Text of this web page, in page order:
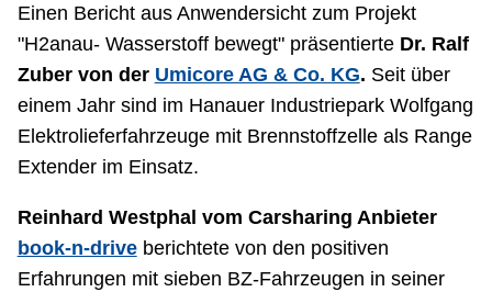
Einen Bericht aus Anwendersicht zum Projekt
"H2anau- Wasserstoff bewegt" präsentierte Dr. Ralf
Zuber von der Umicore AG & Co. KG. Seit über
einem Jahr sind im Hanauer Industriepark Wolfgang
Elektrolieferfahrzeuge mit Brennstoffzelle als Range
Extender im Einsatz.
Reinhard Westphal vom Carsharing Anbieter
book-n-driveberichtete von den positiven
Erfahrungen mit sieben BZ-Fahrzeugen in seiner